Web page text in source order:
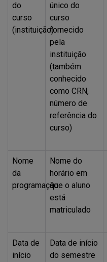
do
curso
(instituição)
único do
curso
fornecido
pela
instituição
(também
conhecido
como CRN,
número de
referência do
curso)
Nome
da
programação
Nome do
horário em
que o aluno
está
matriculado
Data de
início
Data de início
do semestre